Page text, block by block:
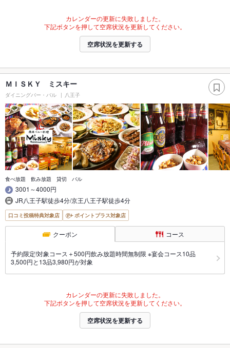
カレンダーの更新に失敗しました。
下記ボタンを押して空席状況を更新してください。
空席状況を更新する
ＭＩＳＫＹ ミスキー
ダイニングバー・バル 八王子
食べ放題 飲み放題 貸切 バル
3001～4000円
JR八王子駅徒歩4分/京王八王子駅徒歩4分
口コミ投稿特典対象店 ポイントプラス対象店
クーポン コース
予約限定!対象コース＋500円飲み放題時間無制限 ※宴会コース10品
3,500円と13品3,980円が対象
カレンダーの更新に失敗しました。
下記ボタンを押して空席状況を更新してください。
空席状況を更新する